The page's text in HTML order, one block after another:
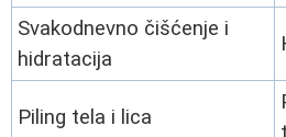
Svakodnevno čišćenje i
hidratacija
Piling tela i lica